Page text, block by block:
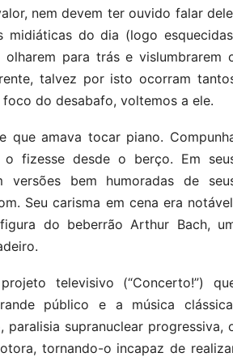
nem devem ter ouvido falar
midiáticas do dia (logo
para trás e vislumbrarem
talvez por isto ocorram
do desabafo, voltemos a ele.
que amava tocar piano.
fizesse desde o berço. Em
bem humoradas de
Seu carisma em cena era
do beberrão Arthur Bach,
televisivo (“Concerto!”)
público e a música
supranuclear progressiva,
tornando-o incapaz de